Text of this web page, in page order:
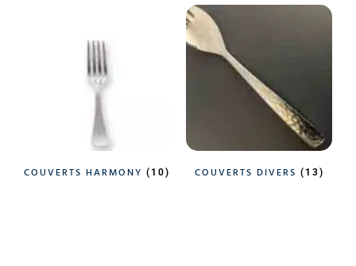
COUVERTS HARMONY (10) COUVERTS DIVERS (13)